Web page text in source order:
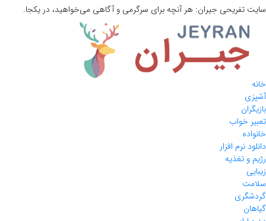
سایت تفریحی جیران: هر آنچه برای سرگرمی و آگاهی می‌خواهید، در یکجا.
خانه
آشپزی
بازیگران
تعبیر خواب
خانواده
دانلود نرم افزار
رژیم و تغذیه
زیبایی
سلامت
گردشگری
گیاهان